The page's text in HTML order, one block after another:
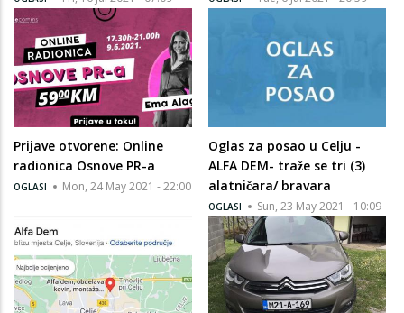
Prijave otvorene: Online
radionica Osnove PR-a
OGLASI Mon, 24 May 2021 - 22:00
Oglas za posao u Celju -
ALFA DEM- traže se tri (3)
alatničara/ bravara
OGLASI Sun, 23 May 2021 - 10:09